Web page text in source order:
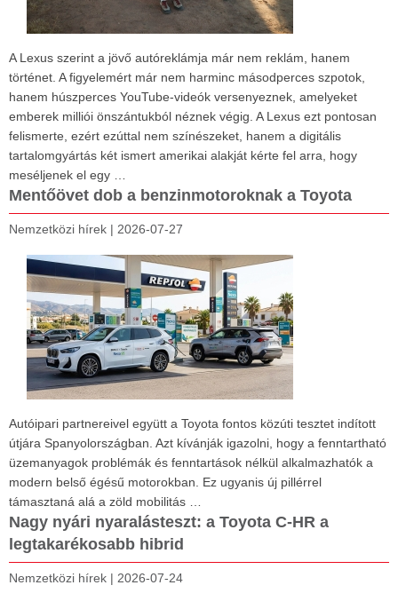
A Lexus szerint a jövő autóreklámja már nem reklám, hanem
történet. A figyelemért már nem harminc másodperces szpotok,
hanem húszperces YouTube-videók versenyeznek, amelyeket
emberek milliói önszántukból néznek végig. A Lexus ezt pontosan
felismerte, ezért ezúttal nem színészeket, hanem a digitális
tartalomgyártás két ismert amerikai alakját kérte fel arra, hogy
meséljenek el egy …
Mentőövet dob a benzinmotoroknak a Toyota
Nemzetközi hírek | 2026-07-27
Autóipari partnereivel együtt a Toyota fontos közúti tesztet indított
útjára Spanyolországban. Azt kívánják igazolni, hogy a fenntartható
üzemanyagok problémák és fenntartások nélkül alkalmazhatók a
modern belső égésű motorokban. Ez ugyanis új pillérrel
támasztaná alá a zöld mobilitás …
Nagy nyári nyaralásteszt: a Toyota C-HR a
legtakarékosabb hibrid
Nemzetközi hírek | 2026-07-24